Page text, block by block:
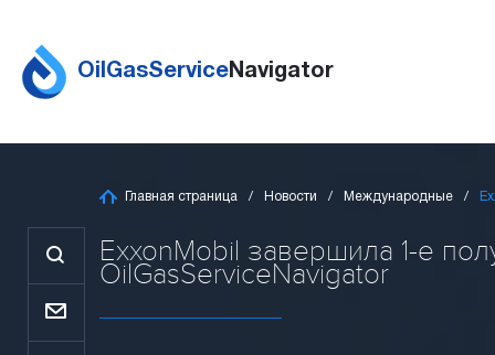
OilGasServiceNavigator
Главная страница Новости Международные
ExxonMobil завершила 1-е
OilGasServiceNavigator